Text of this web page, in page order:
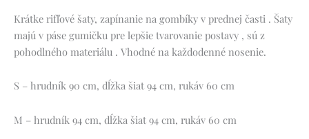
Krátke rifľové šaty, zapínanie na gombíky v prednej časti . Šaty
majú v páse gumičku pre lepšie tvarovanie postavy , sú z
pohodlného materiálu . Vhodné na každodenné nosenie.
S – hrudník 90 cm, dĺžka šiat 94 cm, rukáv 60 cm
M – hrudník 94 cm, dĺžka šiat 94 cm, rukáv 60 cm